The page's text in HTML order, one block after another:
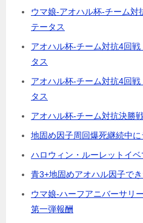
ウマ娘-アオハル杯-チーム対
テータス
アオハル杯-チーム対抗4回
タス
アオハル杯-チーム対抗4回
タス
アオハル杯-チーム対抗決勝
地固め因子周回爆死継続中
ハロウィン・ルーレットイ
青3+地固めアオハル因子で
ウマ娘-ハーフアニバーサリ
第一弾報酬